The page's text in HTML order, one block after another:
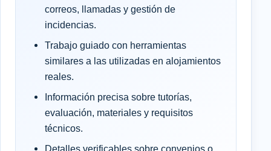
correos, llamadas y gestión de
incidencias.
Trabajo guiado con herramientas
similares a las utilizadas en alojamientos
reales.
Información precisa sobre tutorías,
evaluación, materiales y requisitos
técnicos.
Detalles verificables sobre convenios o